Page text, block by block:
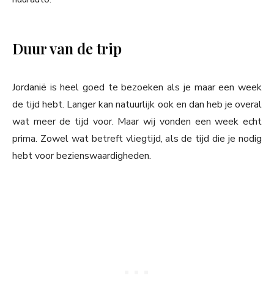
Duur van de trip
Jordanië is heel goed te bezoeken als je maar een week
de tijd hebt. Langer kan natuurlijk ook en dan heb je overal
wat meer de tijd voor. Maar wij vonden een week echt
prima. Zowel wat betreft vliegtijd, als de tijd die je nodig
hebt voor bezienswaardigheden.